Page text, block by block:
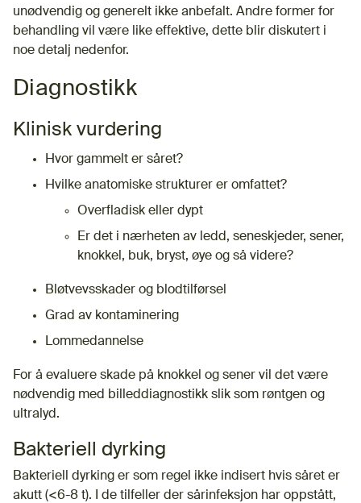
unødvendig og generelt ikke anbefalt. Andre former for
behandling vil være like effektive, dette blir diskutert i
noe detalj nedenfor.
Diagnostikk
Klinisk vurdering
Hvor gammelt er såret?
Hvilke anatomiske strukturer er omfattet?
Overfladisk eller dypt
Er det i nærheten av ledd, seneskjeder, sener,
knokkel, buk, bryst, øye og så videre?
Bløtvevsskader og blodtilførsel
Grad av kontaminering
Lommedannelse
For å evaluere skade på knokkel og sener vil det være
nødvendig med billeddiagnostikk slik som røntgen og
ultralyd.
Bakteriell dyrking
Bakteriell dyrking er som regel ikke indisert hvis såret er
akutt (<6-8 t). I de tilfeller der sårinfeksjon har oppstått,